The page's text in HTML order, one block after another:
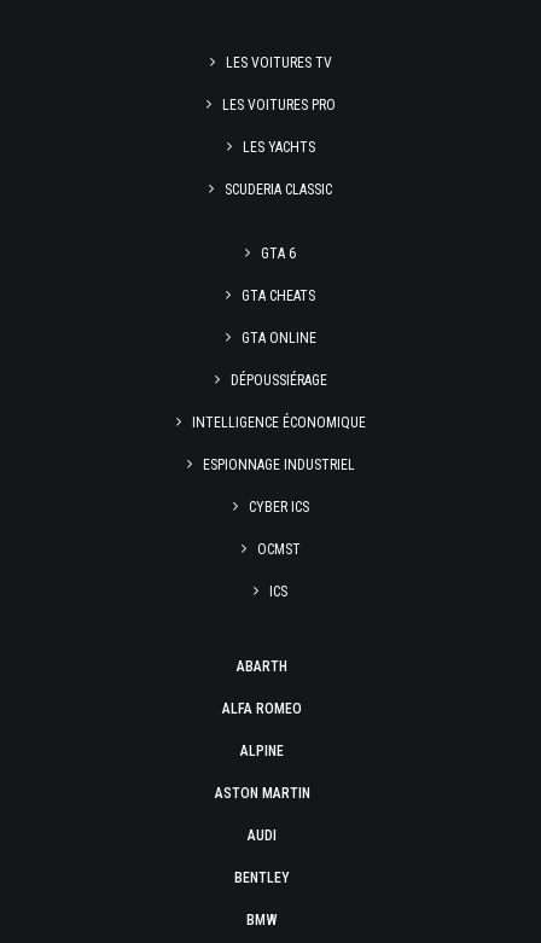
LES VOITURES TV
LES VOITURES PRO
LES YACHTS
SCUDERIA CLASSIC
GTA 6
GTA CHEATS
GTA ONLINE
DÉPOUSSIÉRAGE
INTELLIGENCE ÉCONOMIQUE
ESPIONNAGE INDUSTRIEL
CYBER ICS
OCMST
ICS
ABARTH
ALFA ROMEO
ALPINE
ASTON MARTIN
AUDI
BENTLEY
BMW